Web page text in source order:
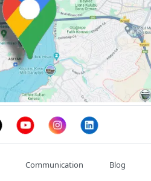
Communication Blog